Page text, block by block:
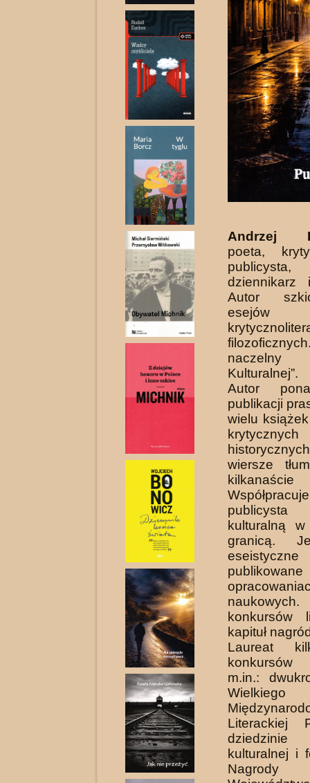
Andrzej
poeta,
dziennikarz
Autor
esejów
naczelny
Kulturalnej”.
Autor
publikacji
wielu
wiersze
kulturalną
granicą.
konkursów
kapituł
Laureat
konkursów
m.in.:
Literackiej
dziedzinie
kulturalnej i
Nagrody